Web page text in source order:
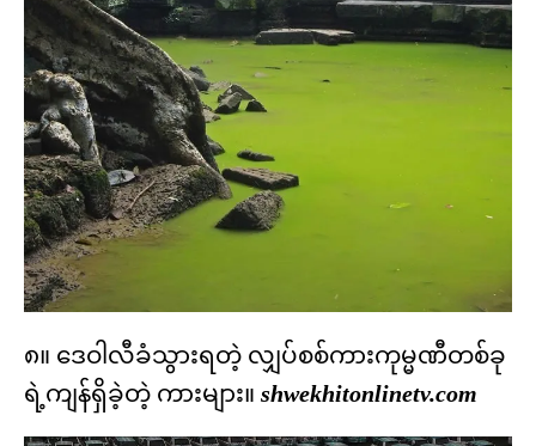
၈။ ဒေဝါလီခံသွားရတဲ့ လျှပ်စစ်ကားကုမ္မဏီတစ်ခု
ရဲ့ကျန်ရှိခဲ့တဲ့ ကားများ။ shwekhitonlinetv.com